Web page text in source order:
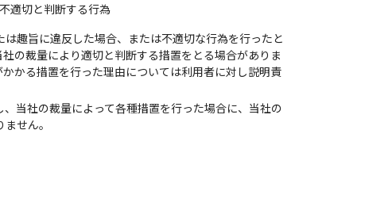
適切と判断する行為
趣旨に違反した場合、または不適切な行為を行ったと
の裁量により適切と判断する措置をとる場合がありま
かる措置を行った理由については利用者に対し説明責
当社の裁量によって各種措置を行った場合に、当社の
せん。